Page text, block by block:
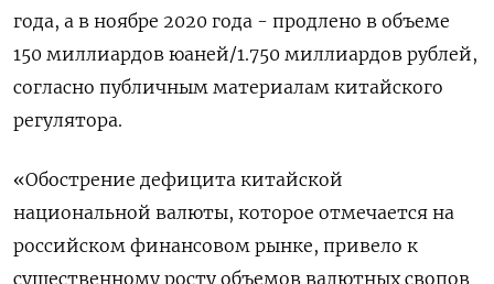
года, а в ноябре 2020 года - продлено в объеме
150 миллиардов юаней/1.750 миллиардов рублей,
согласно публичным материалам китайского
регулятора.
«Обострение дефицита китайской
национальной валюты, которое отмечается на
российском финансовом рынке, привело к
существенному росту объемов валютных свопов